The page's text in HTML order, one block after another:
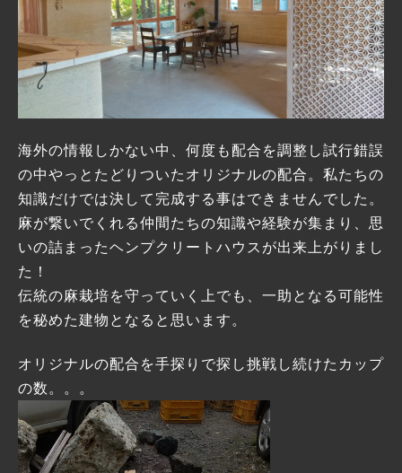
海外の情報しかない中、何度も配合を調整し試行錯誤
の中やっとたどりついたオリジナルの配合。私たちの
知識だけでは決して完成する事はできませんでした。
麻が繋いでくれる仲間たちの知識や経験が集まり、思
いの詰まったヘンプクリートハウスが出来上がりまし
た！
伝統の麻栽培を守っていく上でも、一助となる可能性
を秘めた建物となると思います。
オリジナルの配合を手探りで探し挑戦し続けたカップ
の数。。。